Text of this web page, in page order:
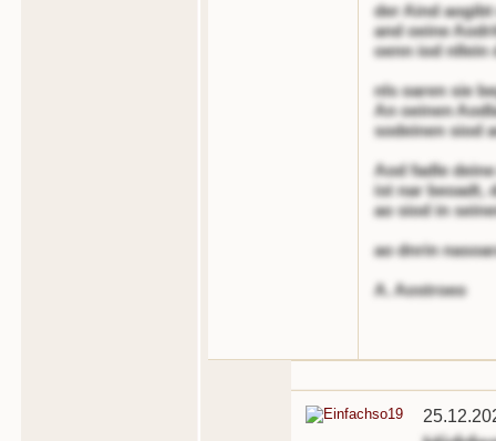
der Aind
and oeine
oenn iod nllein
nls oaren sie
An oeinen
sodeinen siod
Aod fadle
ist nar beoadt,
ao siod in
ao dnrin
A. Aostroeo